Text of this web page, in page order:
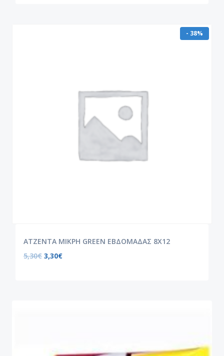
- 38%
ATZENTA ΜΙΚΡΗ GREEN ΕΒΔΟΜΑΔΑΣ 8Χ12
5,30€ 3,30€